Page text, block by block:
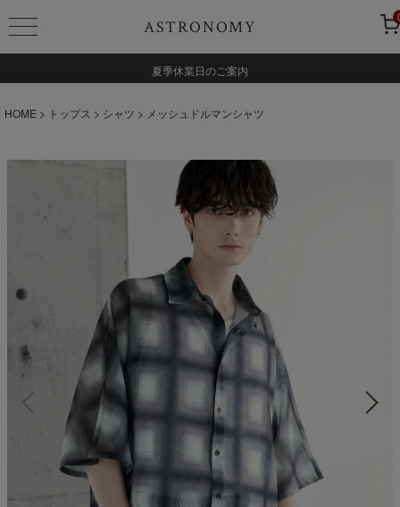
ASTRONOMY
夏季休業日のご案内
HOME トップス シャツ メッシュドルマンシャツ